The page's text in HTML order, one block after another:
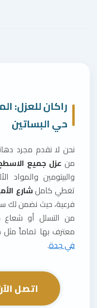
راكان للعزل:
حي البساتين
نحن لا نقدم مجرد
من عزل جميع
والبيتومين والمواد
تغطي كاملشارع
فرعية، حيث نضمن لك
من التسلل أو شعاع
معترف بها تماماً
في جدة.
اتصل الآن: